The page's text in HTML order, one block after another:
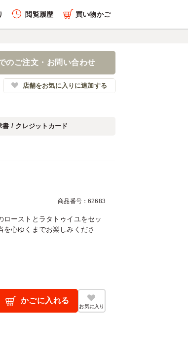
閲覧履歴
履歴を全件削除する
買い物かご
のご注文・お問い合わせ
店舗をお気に入りに追加する
書 / クレジットカード
商品番号：62683
ーストとラタトゥイユをセッ
を心ゆくまでお楽しみくださ
かごに入れる
お気に入り